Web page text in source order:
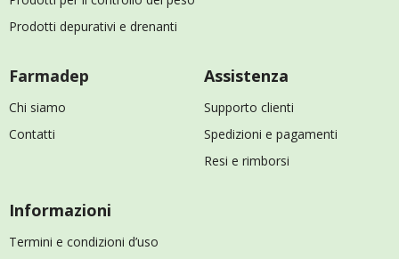
Prodotti depurativi e drenanti
Farmadep
Chi siamo
Contatti
Assistenza
Supporto clienti
Spedizioni e pagamenti
Resi e rimborsi
Informazioni
Termini e condizioni d’uso